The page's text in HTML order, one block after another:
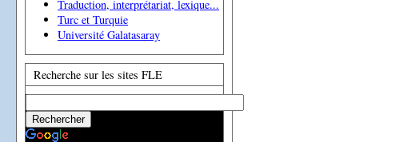
Traduction, interprétariat, lexique...
Turc et Turquie
Université Galatasaray
Recherche sur les sites FLE